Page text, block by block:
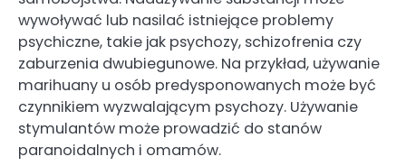
wywoływać lub nasilać istniejące problemy
psychiczne, takie jak psychozy, schizofrenia czy
zaburzenia dwubiegunowe. Na przykład, używanie
marihuany u osób predysponowanych może być
czynnikiem wyzwalającym psychozy. Używanie
stymulantów może prowadzić do stanów
paranoidalnych i omamów.